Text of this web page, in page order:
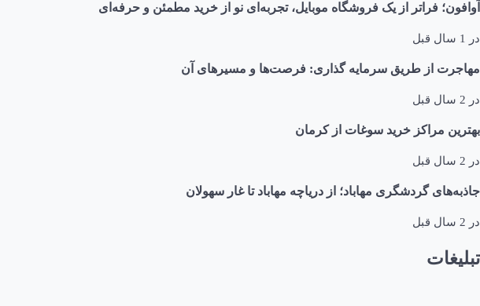
آوافون؛ فراتر از یک فروشگاه موبایل، تجربه‌ای نو از خرید مطمئن و حرفه‌ای
در 1 سال قبل
مهاجرت از طریق سرمایه گذاری: فرصت‌ها و مسیرهای آن
در 2 سال قبل
بهترین مراکز خرید سوغات از کرمان
در 2 سال قبل
جاذبه‌های گردشگری مهاباد؛ از دریاچه مهاباد تا غار سهولان
در 2 سال قبل
تبلیغات